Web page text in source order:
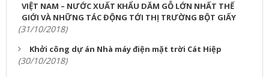
VIỆT NAM – NƯỚC XUẤT KHẨU DĂM GỖ LỚN NHẤT THẾ
GIỚI VÀ NHỮNG TÁC ĐỘNG TỚI THỊ TRƯỜNG BỘT GIẤY
(31/10/2018)
Khởi công dự án Nhà máy điện mặt trời Cát Hiệp
(30/10/2018)